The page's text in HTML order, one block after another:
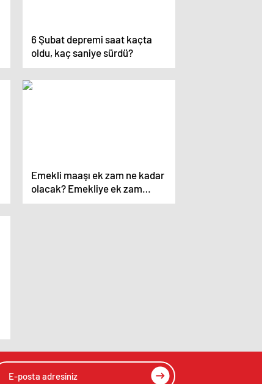
6 Şubat depremi saat kaçta
oldu, kaç saniye sürdü?
Emekli maaşı ek zam ne kadar
olacak? Emekliye ek zam
geliyor